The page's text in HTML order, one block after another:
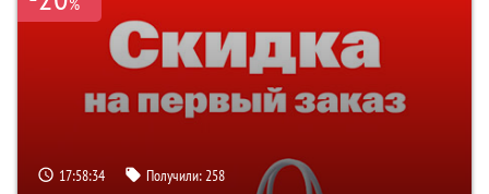
17:58:33 Получили:258